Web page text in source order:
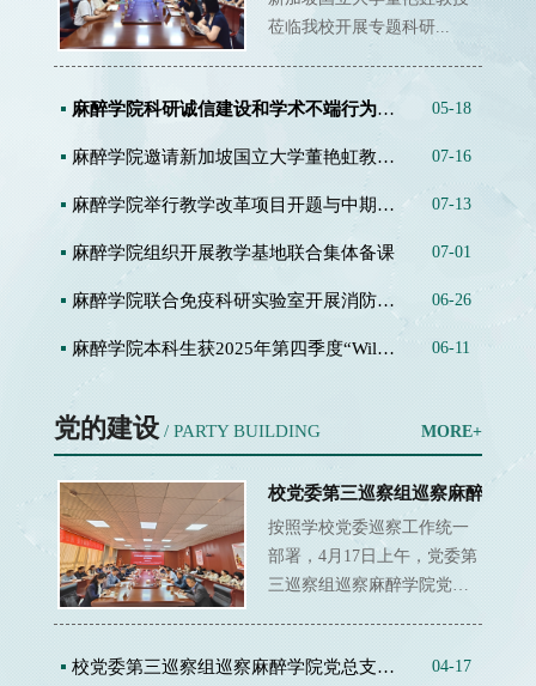
莅临我校开展专题科研...
麻醉学院科研诚信建设和学术不端行为举报... 05-18
麻醉学院邀请新加坡国立大学董艳虹教授做... 07-16
麻醉学院举行教学改革项目开题与中期检查... 07-13
麻醉学院组织开展教学基地联合集体备课 07-01
麻醉学院联合免疫科研实验室开展消防灭火... 06-26
麻醉学院本科生获2025年第四季度“Wiley... 06-11
党的建设/ PARTY BUILDING MORE+
校党委第三巡察组巡察麻醉学院
按照学校党委巡察工作统一
部署，4月17日上午，党委第
三巡察组巡察麻醉学院党总
校党委第三巡察组巡察麻醉学院党总支工作... 04-17